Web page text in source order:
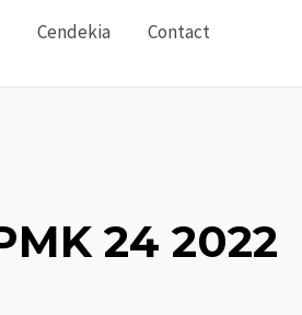
Cendekia Contact
24 2022